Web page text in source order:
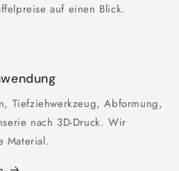
auf einen Blick.
Tiefziehwerkzeug, Abformung,
nach 3D-Druck. Wir
Material.